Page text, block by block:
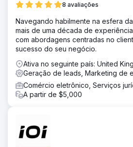
8 avaliações
Navegando habilmente na esfera
mais de uma década de
com abordagens centradas no
sucesso do seu negócio.
Ativa no seguinte país: United
Geração de leads, Marketing de
Comércio eletrônico, Serviços
A partir de $5,000